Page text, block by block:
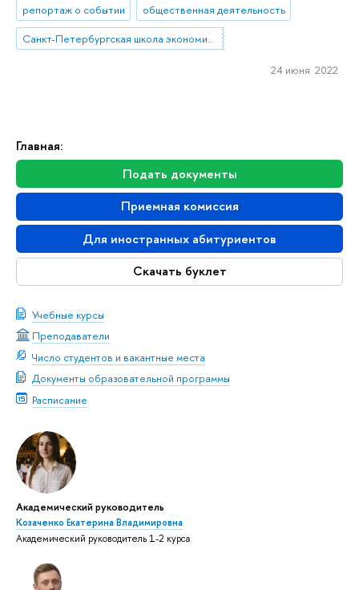
Главная:
Подать документы
Приемная комиссия
Для иностранных абитуриентов
Скачать буклет
Учебные курсы
Преподаватели
Число студентов и вакантные места
Документы образовательной программы
Расписание
Академический руководитель
Козаченко Екатерина Владимировна
Академический руководитель 1-2 курса
репортаж о событии
общественная деятельность
24 июня 2022